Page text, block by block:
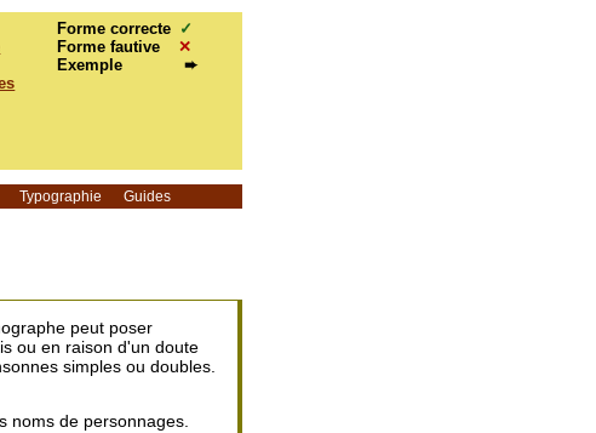
Forme correcte ✓
Forme fautive✕
Exemple➨
Typographie Guides
peut poser
ou en raison d'un doute
simples ou doubles.
noms de personnages.